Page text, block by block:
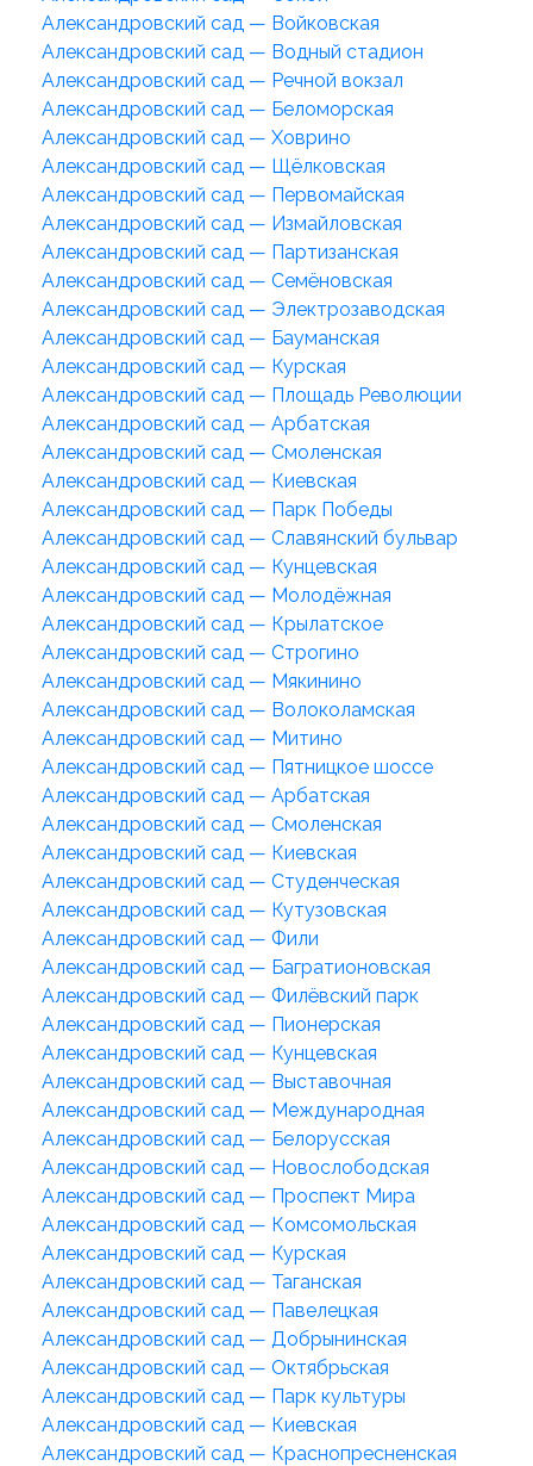
Александровский сад — Войковская
Александровский сад — Водный стадион
Александровский сад — Речной вокзал
Александровский сад — Беломорская
Александровский сад — Ховрино
Александровский сад — Щёлковская
Александровский сад — Первомайская
Александровский сад — Измайловская
Александровский сад — Партизанская
Александровский сад — Семёновская
Александровский сад — Электрозаводская
Александровский сад — Бауманская
Александровский сад — Курская
Александровский сад — Площадь Революции
Александровский сад — Арбатская
Александровский сад — Смоленская
Александровский сад — Киевская
Александровский сад — Парк Победы
Александровский сад — Славянский бульвар
Александровский сад — Кунцевская
Александровский сад — Молодёжная
Александровский сад — Крылатское
Александровский сад — Строгино
Александровский сад — Мякинино
Александровский сад — Волоколамская
Александровский сад — Митино
Александровский сад — Пятницкое шоссе
Александровский сад — Арбатская
Александровский сад — Смоленская
Александровский сад — Киевская
Александровский сад — Студенческая
Александровский сад — Кутузовская
Александровский сад — Фили
Александровский сад — Багратионовская
Александровский сад — Филёвский парк
Александровский сад — Пионерская
Александровский сад — Кунцевская
Александровский сад — Выставочная
Александровский сад — Международная
Александровский сад — Белорусская
Александровский сад — Новослободская
Александровский сад — Проспект Мира
Александровский сад — Комсомольская
Александровский сад — Курская
Александровский сад — Таганская
Александровский сад — Павелецкая
Александровский сад — Добрынинская
Александровский сад — Октябрьская
Александровский сад — Парк культуры
Александровский сад — Киевская
Александровский сад — Краснопресненская